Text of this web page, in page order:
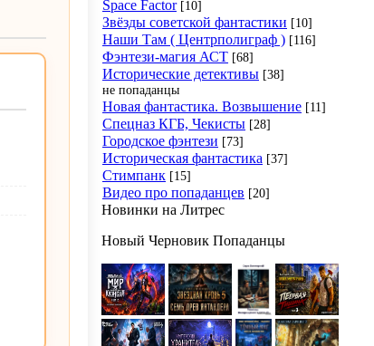
Space Factor [10]
Звёзды советской фантастики [10]
Наши Там ( Центрполиграф ) [116]
Фэнтези-магия АСТ [68]
Исторические детективы [38]
не попаданцы
Новая фантастика. Возвышение [11]
Спецназ КГБ, Чекисты [28]
Городское фэнтези [73]
Историческая фантастика [37]
Стимпанк [15]
Видео про попаданцев [20]
Новинки на Литрес
Новый Черновик Попаданцы